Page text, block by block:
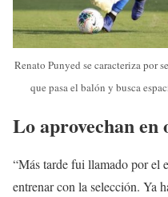
Renato Punyed se caracteriza por
que pasa el balón y busca
Lo aprovechan en
“Más tarde fui llamado por el
entrenar con la selección. Ya